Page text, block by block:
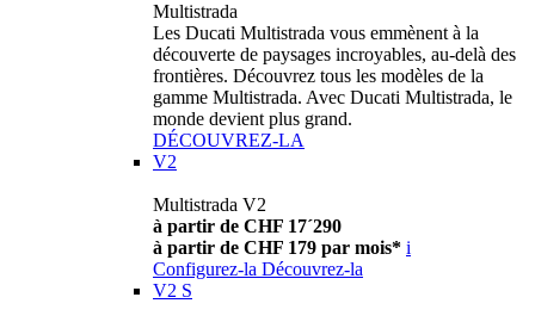
Multistrada
Les Ducati Multistrada vous emmènent à la
découverte de paysages incroyables, au-delà des
frontières. Découvrez tous les modèles de la
gamme Multistrada. Avec Ducati Multistrada, le
monde devient plus grand.
DÉCOUVREZ-LA
V2
Multistrada V2
à partir de CHF 17´290
à partir de CHF 179 par mois* i
Configurez-la Découvrez-la
V2 S